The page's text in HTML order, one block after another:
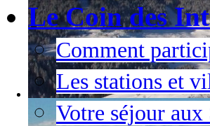
Le Coin des
Comment
Les stations et
Votre séjour aux